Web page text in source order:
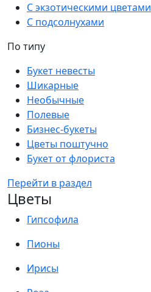
С экзотическими цветами
С подсолнухами
По типу
Букет невесты
Шикарные
Необычные
Полевые
Бизнес-букеты
Цветы поштучно
Букет от флориста
Перейти в раздел
Цветы
Гипсофила
Пионы
Ирисы